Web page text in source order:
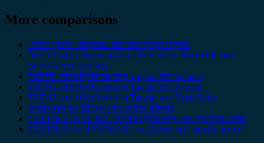
More comparisons
সোলার প্যানেল পরিষ্কারের রোবট বনাম ম্যানুয়াল ক্লিনিং
কিভাবে Taypro ভারতের অন্যান্য সোলার প্যানেল পরিষ্কারকারী রোবট
কোম্পানির সাথে তুলনা করে
ইউটিলিটি সোলার ক্লিনিংয়ের জন্য Taypro বনাম Solabot
ইউটিলিটি সোলার ক্লিনিংয়ের জন্য Taypro বনাম Aegeus
ইউটিলিটি সোলার ক্লিনিংয়ের জন্য Taypro বনাম Vayu Solar
জলহীন বনাম জল-ভিত্তিক সৌর প্যানেল পরিষ্কার
GLYDE vs NYUMA: আপনার প্ল্যান্টের জন্য কোন স্বয়ংক্রিয় রোবট?
GLYDE-X vs NYUMA-X: কোন ট্র্যাকার রোবট specify করবেন?